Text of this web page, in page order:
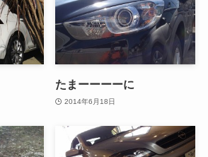
たまーーーーに
2014年6月18日